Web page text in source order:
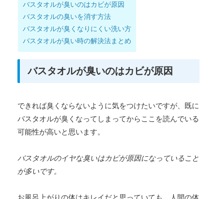
バスタオルが臭いのはカビが原因
バスタオルの臭いを消す方法
バスタオルが臭くなりにくい洗い方
バスタオルが臭い時の解決法まとめ
バスタオルが臭いのはカビが原因
できれば臭くならないように気をつけたいですが、既に
バスタオルが臭くなってしまってからここを読んでいる
可能性が高いと思います。
バスタオルのイヤな臭いはカビが原因になっていること
が多いです。
お風呂上がりの体はキレイだと思っていても、人間の体